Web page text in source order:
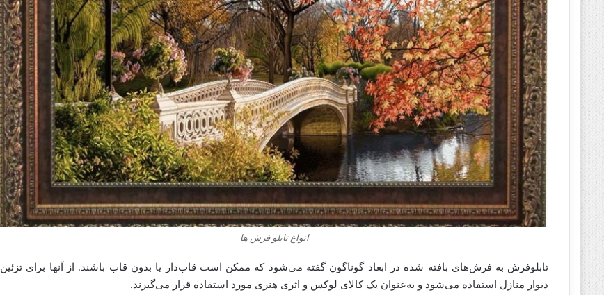
انواع تابلو فرش ‌ها
تابلوفرش به فرش‌های بافته شده در ابعاد گوناگون گفته می‌شود که ممکن است قاب‌دار یا بدون قاب باشند. از آنها برای تزئین
دیوار منازل استفاده می‌شود و به‌عنوان یک کالای لوکس و اثری هنری مورد استفاده قرار می‌گیرند.